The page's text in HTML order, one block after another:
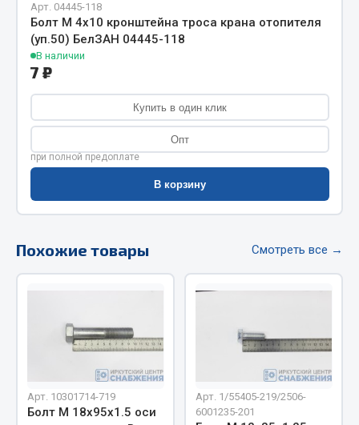
Тройники
Трубки, муфты, гайки
Угольники
Фитинги
Измерительный инструмент
Крепежный инструмент
Силовое оборудование
Слесарный инструмент
Арт. 04445-118
Болт М 4х10 кронштейна троса крана отопителя
(уп.50) БелЗАН 04445-118
В наличии
7 ₽
Купить в один клик
Опт
при полной предоплате
В корзину
Похожие товары Смотреть все →
Арт. 10301714-719
Болт М 18х95х1.5 оси
Арт. 1/55405-219/2506-
6001235-201